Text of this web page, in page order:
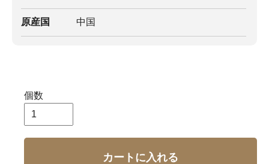
原産国 中国
個数
カートに入れる